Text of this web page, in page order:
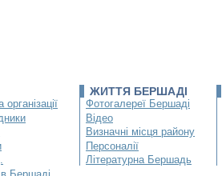
ЖИТТЯ БЕРШАДІ
Фотогалереї Бершаді
Відео
Визначні місця району
Персоналії
Літературна Бершадь